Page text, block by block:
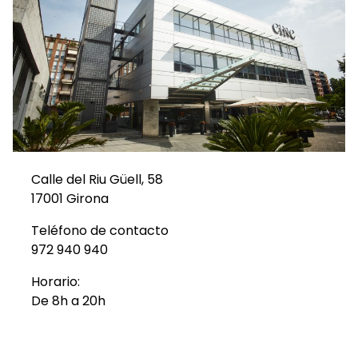
Calle del Riu Güell, 58
17001 Girona
Teléfono de contacto
972 940 940
Horario:
De 8h a 20h